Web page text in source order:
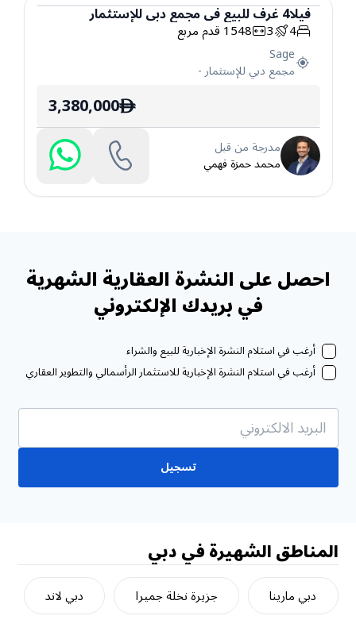
فيلا
فيلا4غرفللبيعفيمجمع دبي للإستثمار
4
3
1548قدم مربع
Sage
مجمع دبي للإستثمار-
ê
3,380,000
مدرجة من قبل
محمد حمزة فهمي
احصل على النشرة العقارية الشهرية
في بريدك الإلكتروني
أرغب في استلام النشرة الإخبارية للبيع والشراء
أرغب في استلام النشرة الإخبارية للاستثمار الرأسمالي والتطوير العقاري
تسجيل
المناطق الشهيرة في دبي
دبي مارينا جزيرة نخلة جميرا دبي لاند